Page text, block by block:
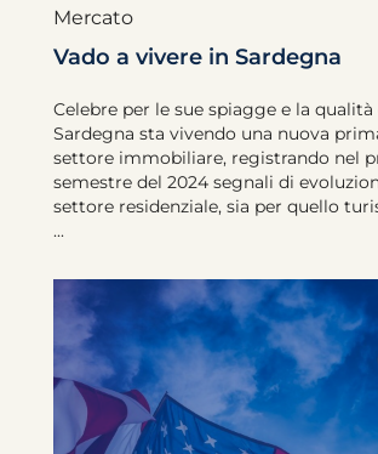
Mercato
Vado a vivere in Sardegna
Celebre per le sue spiagge e la qualità
Sardegna sta vivendo una nuova
settore immobiliare, registrando nel
semestre del 2024 segnali di
settore residenziale, sia per quello
...